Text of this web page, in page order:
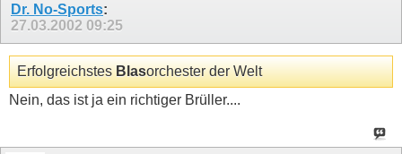
Dr. No-Sports:
27.03.2002 09:25
ErfolgreichstesBlasorchester der Welt
Nein, das ist ja ein richtiger Brüller....